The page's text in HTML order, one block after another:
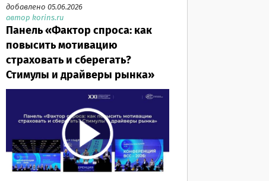
добавлено 05.06.2026
автор korins.ru
Панель «Фактор спроса: как
повысить мотивацию
страховать и сберегать?
Стимулы и драйверы рынка»